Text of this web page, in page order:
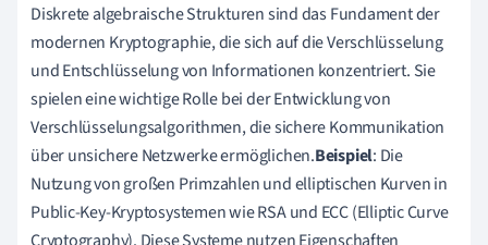
Diskrete algebraische Strukturen sind das Fundament der
modernen Kryptographie, die sich auf die Verschlüsselung
und Entschlüsselung von Informationen konzentriert. Sie
spielen eine wichtige Rolle bei der Entwicklung von
Verschlüsselungsalgorithmen, die sichere Kommunikation
über unsichere Netzwerke ermöglichen.Beispiel: Die
Nutzung von großen Primzahlen und elliptischen Kurven in
Public-Key-Kryptosystemen wie RSA und ECC (Elliptic Curve
Cryptography). Diese Systeme nutzen Eigenschaften